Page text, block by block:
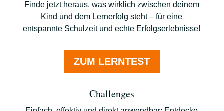
Finde jetzt heraus, was wirklich zwischen deinem
Kind und dem Lernerfolg steht – für eine
entspannte Schulzeit und echte Erfolgserlebnisse!
ZUM LERNTEST
Challenges